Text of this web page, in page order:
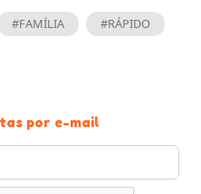
#FAMÍLIA
#RÁPIDO
por e-mail